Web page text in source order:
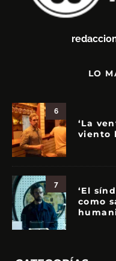
LO
6
‘La
viento
7
‘El
como